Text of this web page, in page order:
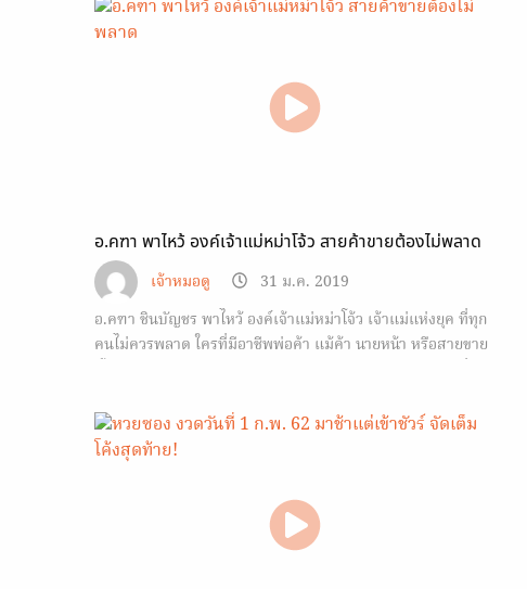
อ.คฑา พาไหว้ องค์เจ้าแม่หม่าโจ้ว สายค้าขายต้องไม่พลาด
เจ้าหมอดู
31 ม.ค. 2019
อ.คฑา ชินบัญชร พาไหว้ องค์เจ้าแม่หม่าโจ้ว เจ้าแม่แห่งยุค ที่ทุก
คนไม่ควรพลาด ใครที่มีอาชีพพ่อค้า แม้ค้า นายหน้า หรือสายขาย